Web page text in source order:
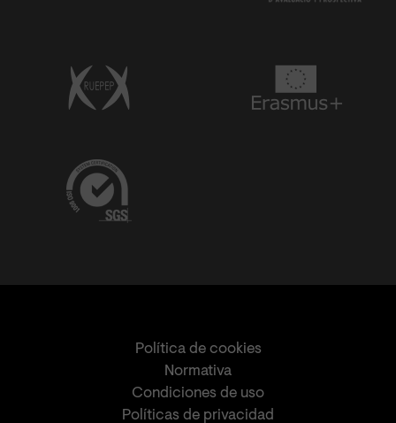
Política de cookies
Normativa
Condiciones de uso
Políticas de privacidad